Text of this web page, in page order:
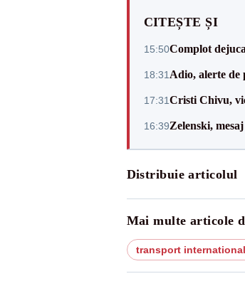
CITEȘTE ȘI
15:50Complot
18:31 Adio, alerte de
17:31Cristi Chivu,
16:39Zelenski,
Distribuie articolul
Mai multe articole
transport